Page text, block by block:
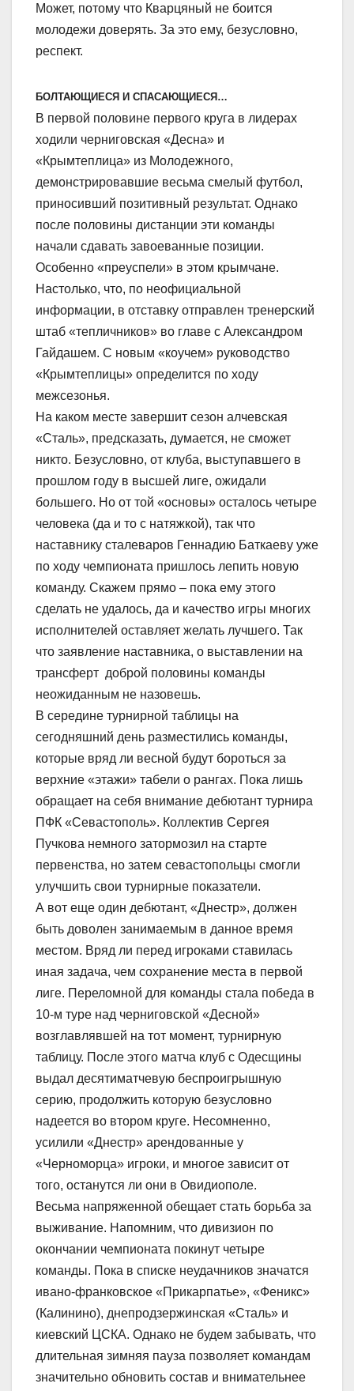
Может, потому что Кварцяный не боится
молодежи доверять. За это ему, безусловно,
респект.
БОЛТАЮЩИЕСЯ И СПАСАЮЩИЕСЯ…
В первой половине первого круга в лидерах
ходили черниговская «Десна» и
«Крымтеплица» из Молодежного,
демонстрировавшие весьма смелый футбол,
приносивший позитивный результат. Однако
после половины дистанции эти команды
начали сдавать завоеванные позиции.
Особенно «преуспели» в этом крымчане.
Настолько, что, по неофициальной
информации, в отставку отправлен тренерский
штаб «тепличников» во главе с Александром
Гайдашем. С новым «коучем» руководство
«Крымтеплицы» определится по ходу
межсезонья.
На каком месте завершит сезон алчевская
«Сталь», предсказать, думается, не сможет
никто. Безусловно, от клуба, выступавшего в
прошлом году в высшей лиге, ожидали
большего. Но от той «основы» осталось четыре
человека (да и то с натяжкой), так что
наставнику сталеваров Геннадию Баткаеву уже
по ходу чемпионата пришлось лепить новую
команду. Скажем прямо – пока ему этого
сделать не удалось, да и качество игры многих
исполнителей оставляет желать лучшего. Так
что заявление наставника, о выставлении на
трансферт доброй половины команды
неожиданным не назовешь.
В середине турнирной таблицы на
сегодняшний день разместились команды,
которые вряд ли весной будут бороться за
верхние «этажи» табели о рангах. Пока лишь
обращает на себя внимание дебютант турнира
ПФК «Севастополь». Коллектив Сергея
Пучкова немного затормозил на старте
первенства, но затем севастопольцы смогли
улучшить свои турнирные показатели.
А вот еще один дебютант, «Днестр», должен
быть доволен занимаемым в данное время
местом. Вряд ли перед игроками ставилась
иная задача, чем сохранение места в первой
лиге. Переломной для команды стала победа в
10-м туре над черниговской «Десной»
возглавлявшей на тот момент, турнирную
таблицу. После этого матча клуб с Одесщины
выдал десятиматчевую беспроигрышную
серию, продолжить которую безусловно
надеется во втором круге. Несомненно,
усилили «Днестр» арендованные у
«Черноморца» игроки, и многое зависит от
того, останутся ли они в Овидиополе.
Весьма напряженной обещает стать борьба за
выживание. Напомним, что дивизион по
окончании чемпионата покинут четыре
команды. Пока в списке неудачников значатся
ивано-франковское «Прикарпатье», «Феникс»
(Калинино), днепродзержинская «Сталь» и
киевский ЦСКА. Однако не будем забывать, что
длительная зимняя пауза позволяет командам
значительно обновить состав и внимательнее